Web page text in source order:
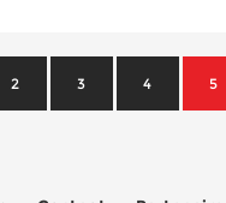
2 3 4 5